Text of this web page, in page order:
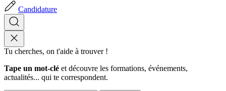
Candidature
Tu cherches, on t'aide à trouver !
Tape un mot-clé et découvre les formations, événements,
actualités... qui te correspondent.